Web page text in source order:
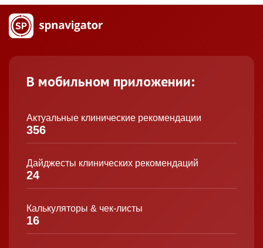
В мобильном приложении:
Актуальные клинические рекомендации
356
Дайджесты клинических рекомендаций
24
Калькуляторы & чек-листы
16